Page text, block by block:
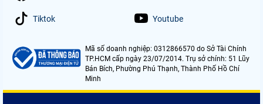
Tiktok Youtube
Mã số doanh nghiệp: 0312866570 do Sở Tài Chính
TP.HCM cấp ngày 23/07/2014. Trụ sở chính: 51 Lũy
Bán Bích, Phường Phú Thạnh, Thành Phố Hồ Chí
Minh